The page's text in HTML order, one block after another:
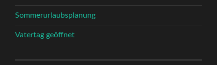
Sommerurlaubsplanung
Vatertag geöffnet